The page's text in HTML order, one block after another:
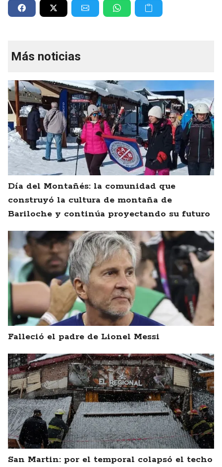
Más noticias
Día del Montañés: la comunidad que
construyó la cultura de montaña de
Bariloche y continúa proyectando su futuro
Falleció el padre de Lionel Messi
San Martin: por el temporal colapsó el techo